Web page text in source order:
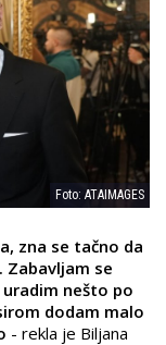
Foto: ATAIMAGES
zna se tačno da
Zabavljam se
nešto po
dodam malo
- rekla je Biljana